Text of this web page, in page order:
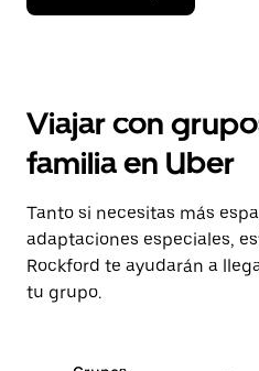
Viajar con
familia en Uber
Tanto si necesitas más
adaptaciones especiales,
Rockford te ayudarán a
tu grupo.